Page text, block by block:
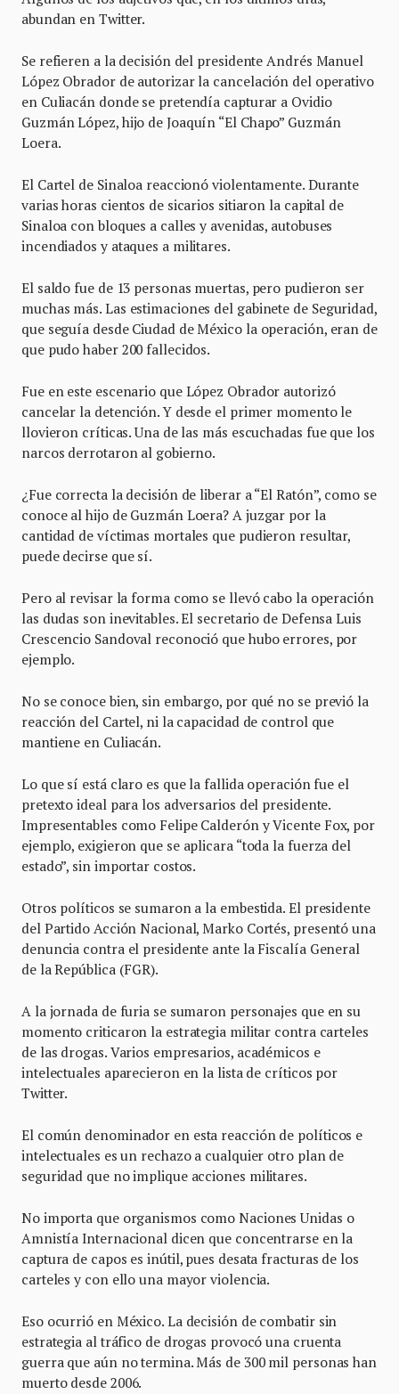
abundan en Twitter.
Se refieren a la decisión del presidente Andrés Manuel
López Obrador de autorizar la cancelación del operativo
en Culiacán donde se pretendía capturar a Ovidio
Guzmán López, hijo de Joaquín “El Chapo” Guzmán
Loera.
El Cartel de Sinaloa reaccionó violentamente. Durante
varias horas cientos de sicarios sitiaron la capital de
Sinaloa con bloques a calles y avenidas, autobuses
incendiados y ataques a militares.
El saldo fue de 13 personas muertas, pero pudieron ser
muchas más. Las estimaciones del gabinete de Seguridad,
que seguía desde Ciudad de México la operación, eran de
que pudo haber 200 fallecidos.
Fue en este escenario que López Obrador autorizó
cancelar la detención. Y desde el primer momento le
llovieron críticas. Una de las más escuchadas fue que los
narcos derrotaron al gobierno.
¿Fue correcta la decisión de liberar a “El Ratón”, como se
conoce al hijo de Guzmán Loera? A juzgar por la
cantidad de víctimas mortales que pudieron resultar,
puede decirse que sí.
Pero al revisar la forma como se llevó cabo la operación
las dudas son inevitables. El secretario de Defensa Luis
Crescencio Sandoval reconoció que hubo errores, por
ejemplo.
No se conoce bien, sin embargo, por qué no se previó la
reacción del Cartel, ni la capacidad de control que
mantiene en Culiacán.
Lo que sí está claro es que la fallida operación fue el
pretexto ideal para los adversarios del presidente.
Impresentables como Felipe Calderón y Vicente Fox, por
ejemplo, exigieron que se aplicara “toda la fuerza del
estado”, sin importar costos.
Otros políticos se sumaron a la embestida. El presidente
del Partido Acción Nacional, Marko Cortés, presentó una
denuncia contra el presidente ante la Fiscalía General
de la República (FGR).
A la jornada de furia se sumaron personajes que en su
momento criticaron la estrategia militar contra carteles
de las drogas. Varios empresarios, académicos e
intelectuales aparecieron en la lista de críticos por
Twitter.
El común denominador en esta reacción de políticos e
intelectuales es un rechazo a cualquier otro plan de
seguridad que no implique acciones militares.
No importa que organismos como Naciones Unidas o
Amnistía Internacional dicen que concentrarse en la
captura de capos es inútil, pues desata fracturas de los
carteles y con ello una mayor violencia.
Eso ocurrió en México. La decisión de combatir sin
estrategia al tráfico de drogas provocó una cruenta
guerra que aún no termina. Más de 300 mil personas han
muerto desde 2006.